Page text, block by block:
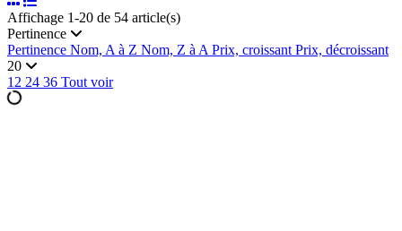
Affichage 1-20 de 54 article(s)
Pertinence
Pertinence Nom, A à Z Nom, Z à A Prix, croissant Prix, décroissant
20
12 24 36 Tout voir